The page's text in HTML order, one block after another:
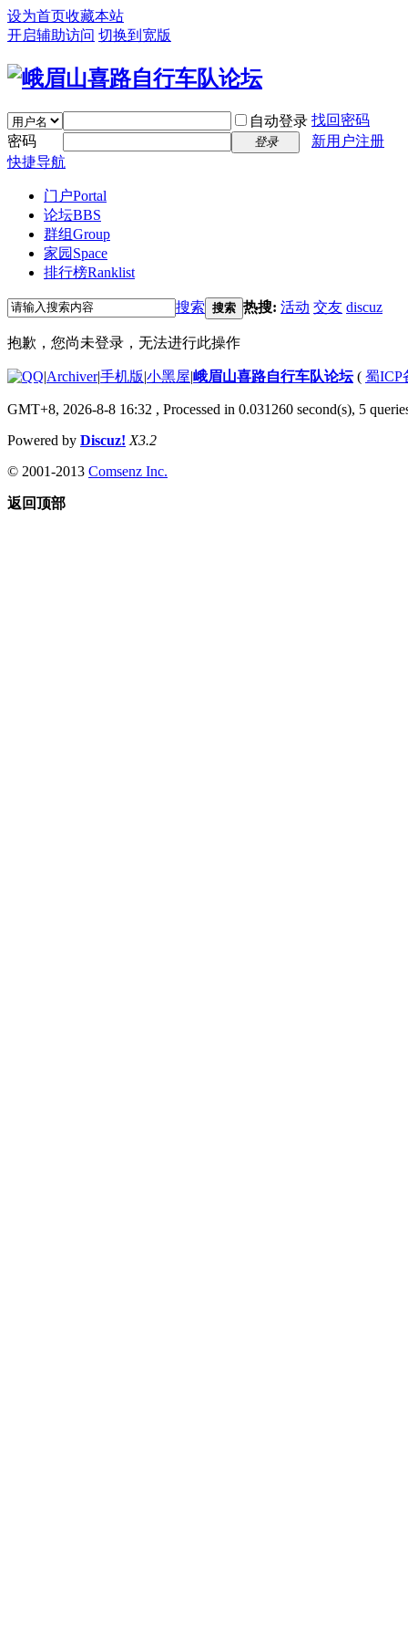
设为首页收藏本站
开启辅助访问 切换到宽版
自动登录 找回密码
密码
登录
新用户注册
快捷导航
门户Portal
论坛BBS
群组Group
家园 Space
排行榜Ranklist
搜索 搜索 热搜: 活动 交友 discuz
抱歉，您尚未登录，无法进行此操作
|Archiver|手机版|小黑屋|峨眉山喜路自行车队论坛( 蜀ICP
GMT+8, 2026-8-8 16:32 , Processed in 0.031260 second(s), 5
Powered by Discuz! X3.2
© 2001-2013 Comsenz Inc.
返回顶部